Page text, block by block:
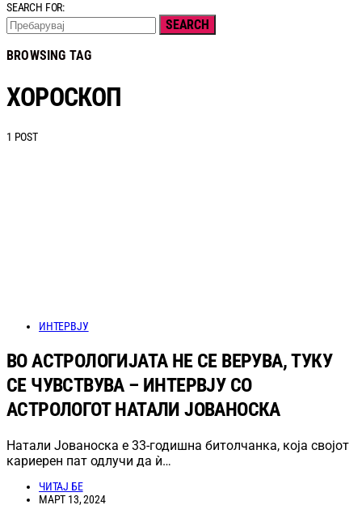
SEARCH FOR:
SEARCH
BROWSING TAG
ХОРОСКОП
1 POST
ИНТЕРВЈУ
ВО АСТРОЛОГИЈАТА НЕ СЕ ВЕРУВА, ТУКУ
СЕ ЧУВСТВУВА – ИНТЕРВЈУ СО
АСТРОЛОГОТ НАТАЛИ ЈОВАНОСКА
Натали Јованоска е 33-годишна битолчанка, која својот
кариерен пат одлучи да ѝ…
ЧИТАЈ БЕ
МАРТ 13, 2024